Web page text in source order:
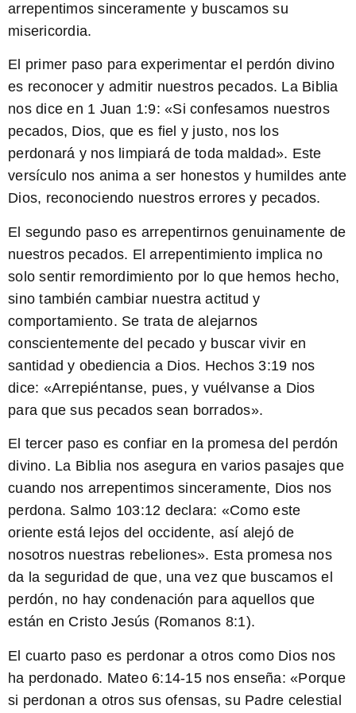
arrepentimos sinceramente y buscamos su
misericordia.
El primer paso para experimentar el perdón divino
es reconocer y admitir nuestros pecados. La Biblia
nos dice en 1 Juan 1:9: «Si confesamos nuestros
pecados, Dios, que es fiel y justo, nos los
perdonará y nos limpiará de toda maldad». Este
versículo nos anima a ser honestos y humildes ante
Dios, reconociendo nuestros errores y pecados.
El segundo paso es arrepentirnos genuinamente de
nuestros pecados. El arrepentimiento implica no
solo sentir remordimiento por lo que hemos hecho,
sino también cambiar nuestra actitud y
comportamiento. Se trata de alejarnos
conscientemente del pecado y buscar vivir en
santidad y obediencia a Dios. Hechos 3:19 nos
dice: «Arrepiéntanse, pues, y vuélvanse a Dios
para que sus pecados sean borrados».
El tercer paso es confiar en la promesa del perdón
divino. La Biblia nos asegura en varios pasajes que
cuando nos arrepentimos sinceramente, Dios nos
perdona. Salmo 103:12 declara: «Como este
oriente está lejos del occidente, así alejó de
nosotros nuestras rebeliones». Esta promesa nos
da la seguridad de que, una vez que buscamos el
perdón, no hay condenación para aquellos que
están en Cristo Jesús (Romanos 8:1).
El cuarto paso es perdonar a otros como Dios nos
ha perdonado. Mateo 6:14-15 nos enseña: «Porque
si perdonan a otros sus ofensas, su Padre celestial